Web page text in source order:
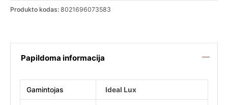
Produkto kodas: 8021696073583
Papildoma informacija
Gamintojas Ideal Lux